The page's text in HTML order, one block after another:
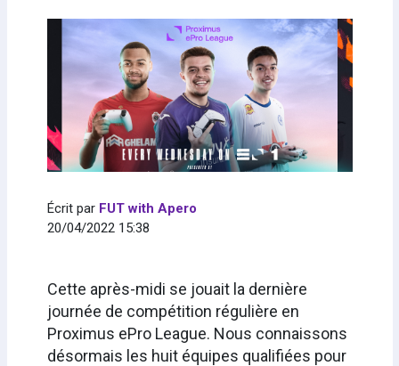
Écrit par FUT with Apero
20/04/2022 15:38
Cette après-midi se jouait la dernière
journée de compétition régulière en
Proximus ePro League. Nous connaissons
désormais les huit équipes qualifiées pour